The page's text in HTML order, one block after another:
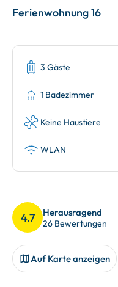
Ferienwohnung 16
3 Gäste
1 Badezimmer
Keine Haustiere
WLAN
4.7 Herausragend
26 Bewertungen
Auf Karte anzeigen